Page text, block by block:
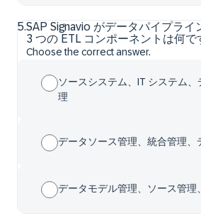
5.SAP Signavio がデータパイプライ
3 つの ETL コンポーネントは何で
Choose the correct answer.
ソースシステム、IT システム
理
データソース管理、統合管理、
データモデル管理、ソース管理